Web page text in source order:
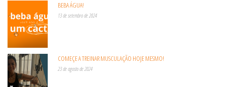
BEBA ÁGUA!
13 de setembro de 2024
COMEÇE A TREINAR MUSCULAÇÃO HOJE MESMO!
23 de agosto de 2024